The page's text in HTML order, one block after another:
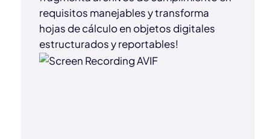
requisitos manejables y transforma
hojas de cálculo en objetos digitales
estructurados y reportables!